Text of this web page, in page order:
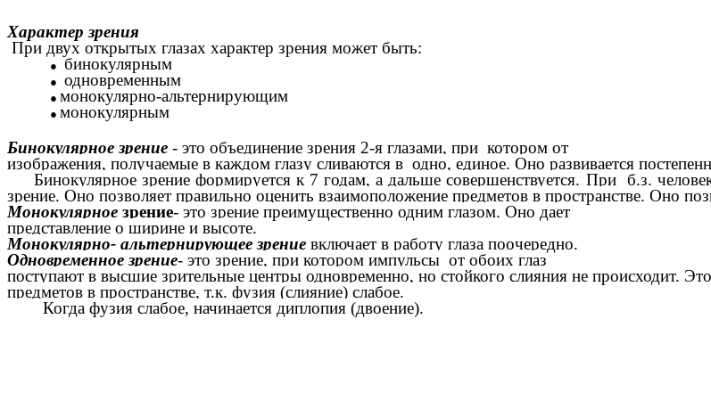
Характер зрения
При двух открытых глазах характер зрения может быть:
бинокулярным
одновременным
монокулярно-альтернирующим
монокулярным
Бинокулярное зрение - это объединение зрения 2-я глазами, при котором от
изображения, получаемые в каждом глазу сливаются в одно, единое. Оно развивается
Бинокулярное зрение формируется к 7 годам, а дальше совершенствуется. При б.з.
зрение. Оно позволяет правильно оценить взаимоположение предметов в пространстве. Оно
Монокулярное зрение- это зрение преимущественно одним глазом. Оно дает
представление о ширине и высоте.
Монокулярно- альтернирующее зрение включает в работу глаза поочередно.
Одновременное зрение- это зрение, при котором импульсы от обоих глаз
поступают в высшие зрительные центры одновременно, но стойкого слияния не происходит.
предметов в пространстве, т.к. фузия (слияние) слабое.
Когда фузия слабое, начинается диплопия (двоение).